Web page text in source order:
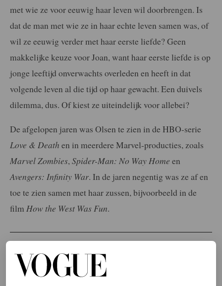
met wie ze voor eeuwig haar leven wil doorbrengen. Is
dat de man met wie ze in haar echte leven samen was, of
wil ze eeuwig verder met haar eerste liefde? Geen
makkelijke keuze voor Joan, want haar eerste liefde is op
jonge leeftijd onverwachts overleden en heeft in dat
volgende leven al die tijd op haar gewacht. Een duivels
dilemma, dus. Of kiest ze uiteindelijk voor allebei?
De afgelopen jaren was Olsen te zien in de HBO-serie
Love & Death en in meerdere Marvel-producties, zoals
Marvel Zombies,Spider-Man: No Way Home en
Avengers: Infinity War. In de jaren negentig was ze af en
toe te zien samen met haar zussen, bijvoorbeeld in de
film How the West Was Fun.
Outfitinspiratie nodig voor het nieuwe jaar?
The Row geeft je de beste stylingtrucs